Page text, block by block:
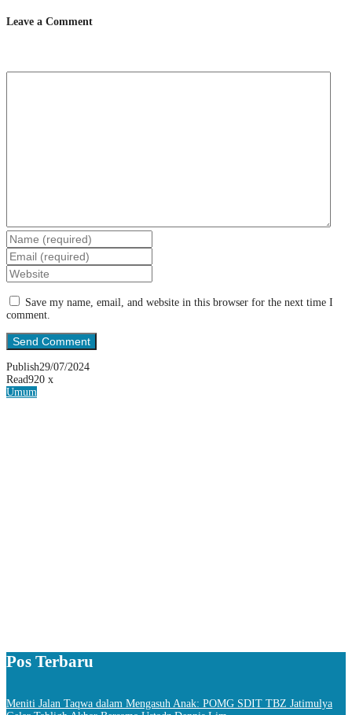
Leave a Comment
Save my name, email, and website in this browser for the next time I
comment.
Publish29/07/2024
Read920 x
Umum
Pos Terbaru
Meniti Jalan Taqwa dalam Mengasuh Anak: POMG SDIT TBZ Jatimulya